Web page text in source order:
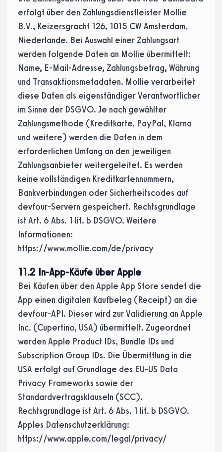
erfolgt über den Zahlungsdienstleister Mollie
B.V., Keizersgracht 126, 1015 CW Amsterdam,
Niederlande. Bei Auswahl einer Zahlungsart
werden folgende Daten an Mollie übermittelt:
Name, E-Mail-Adresse, Zahlungsbetrag, Währung
und Transaktionsmetadaten. Mollie verarbeitet
diese Daten als eigenständiger Verantwortlicher
im Sinne der DSGVO. Je nach gewählter
Zahlungsmethode (Kreditkarte, PayPal, Klarna
und weitere) werden die Daten in dem
erforderlichen Umfang an den jeweiligen
Zahlungsanbieter weitergeleitet. Es werden
keine vollständigen Kreditkartennummern,
Bankverbindungen oder Sicherheitscodes auf
devfour-Servern gespeichert. Rechtsgrundlage
ist Art. 6 Abs. 1 lit. b DSGVO. Weitere
Informationen:
https://www.mollie.com/de/privacy
11.2 In-App-Käufe über Apple
Bei Käufen über den Apple App Store sendet die
App einen digitalen Kaufbeleg (Receipt) an die
devfour-API. Dieser wird zur Validierung an Apple
Inc. (Cupertino, USA) übermittelt. Zugeordnet
werden Apple Product IDs, Bundle IDs und
Subscription Group IDs. Die Übermittlung in die
USA erfolgt auf Grundlage des EU-US Data
Privacy Frameworks sowie der
Standardvertragsklauseln (SCC).
Rechtsgrundlage ist Art. 6 Abs. 1 lit. b DSGVO.
Apples Datenschutzerklärung:
https://www.apple.com/legal/privacy/